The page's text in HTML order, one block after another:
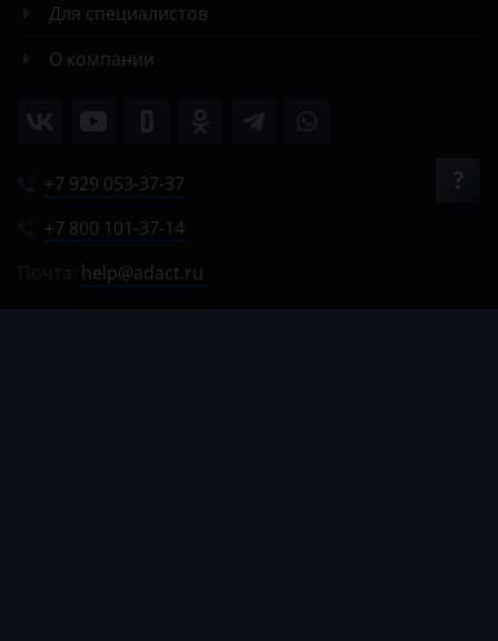
Для специалистов
О компании
+7 929 053-37-37
+7 800 101-37-14
help@adact.ru